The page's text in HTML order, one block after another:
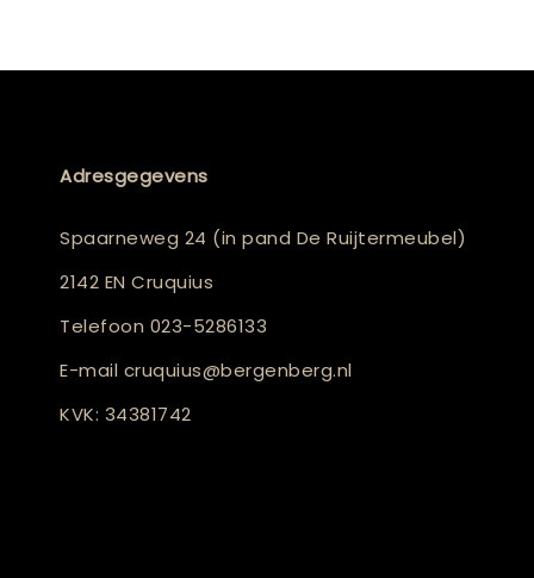
Adresgegevens
Spaarneweg 24 (in pand De Ruijtermeubel)
2142 EN Cruquius
Telefoon 023-5286133
E-mail cruquius@bergenberg.nl
KVK: 34381742